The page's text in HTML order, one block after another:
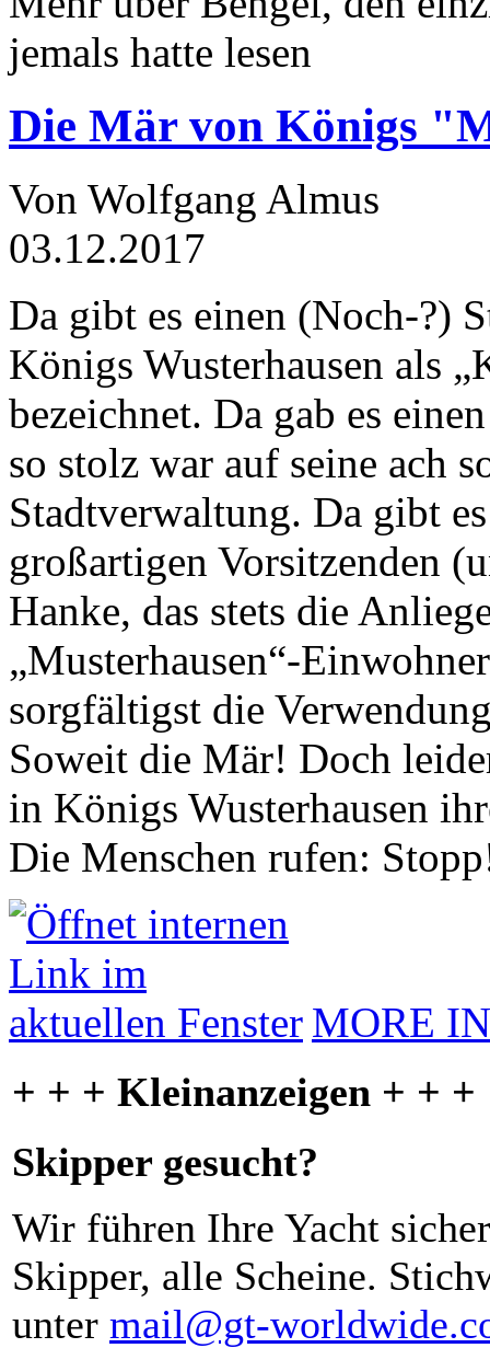
jemals hatte lesen
Die Mär von Königs
Von Wolfgang Almus
03.12.2017
Da gibt es einen (Noch-?)
Königs Wusterhausen als
bezeichnet. Da gab es
so stolz war auf seine ach
Stadtverwaltung. Da gibt
großartigen Vorsitzenden
Hanke, das stets die
„Musterhausen“-
sorgfältigst die
Soweit die Mär! Doch
in Königs Wusterhausen
Die Menschen rufen:
MORE
+ + + Kleinanzeigen + + +
Skipper gesucht?
Wir führen Ihre Yacht
Skipper, alle Scheine.
unter mail@gt-